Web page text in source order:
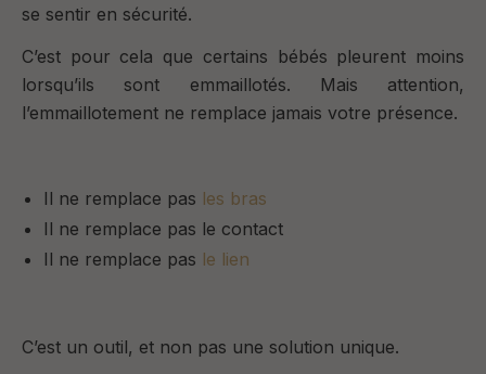
se sentir en sécurité.
C’est pour cela que certains bébés pleurent moins
lorsqu’ils sont emmaillotés.
Mais attention,
l’emmaillotement ne remplace jamais votre présence.
Il ne remplace pas les bras
Il ne remplace pas le contact
Il ne remplace pas le lien
C’est un outil, et non pas une solution unique.